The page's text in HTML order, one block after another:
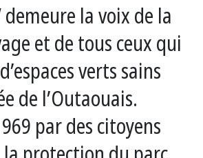
demeure la voix de la
et de tous ceux qui
verts sains
de l’Outaouais.
par des citoyens